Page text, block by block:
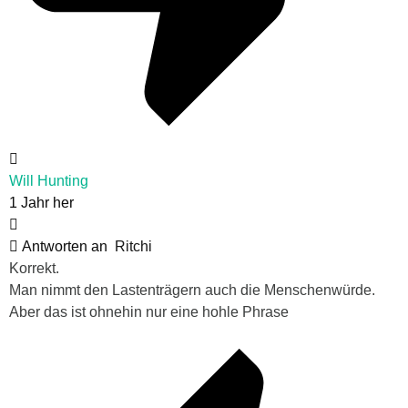
Will Hunting
1 Jahr her
Antworten an
Ritchi
Korrekt.
Man nimmt den Lastenträgern auch die Menschenwürde.
Aber das ist ohnehin nur eine hohle Phrase